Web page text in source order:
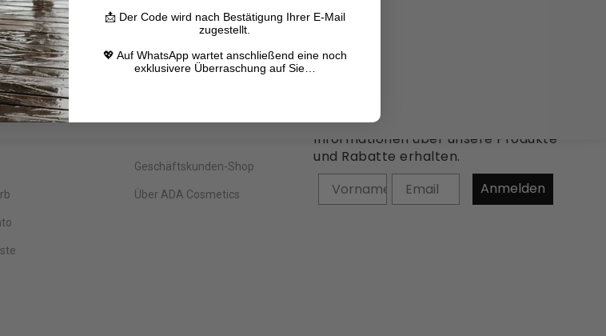
Unsere Portale
Geschäftskunden-Shop
Über ADA Cosmetics
Newsletter: Jetzt abonnieren und
Informationen über unsere Produkte
und Rabatte erhalten.
Vorname
Anmelden
klicken, stimmen Sie der
eine kontrollierte Einwilligung zu
📩 Der Code wird nach Bestätigung Ihrer E-Mail
zugestellt.
💖 Auf WhatsApp wartet anschließend eine noch
exklusivere Überraschung auf Sie…